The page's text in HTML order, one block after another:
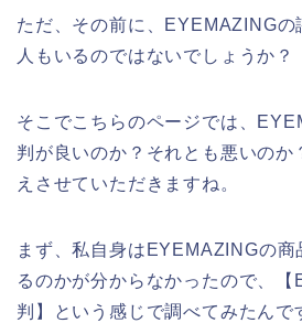
ただ、その前に、EYEMAZINGの
人もいるのではないでしょうか？
そこでこちらのページでは、
判が良いのか？それとも悪いのか
えさせていただきますね。
まず、私自身はEYEMAZINGの商
るのかが分からなかったので、
判】という感じで調べてみたんで